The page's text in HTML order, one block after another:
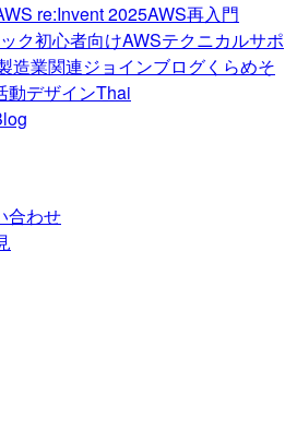
re:Invent 2025AWS再入門
ク初心者向けAWSテクニカルサポ
造業関連ジョインブログくらめそ
動デザインThai
合わせ